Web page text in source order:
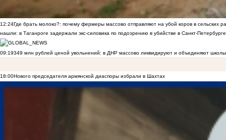
12:24Где брать молоко?: почему фермеры массово отправляют на убой коров в сельских
нашли: в Таганроге задержали экс-силовика по подозрению в убийстве в Санкт-Петербурге
09:19349 млн рублей ценой увольнений: в ДНР массово ликвидируют и объединяют
18:00Нового председателя армянской диаспоры избрали в Шахтах